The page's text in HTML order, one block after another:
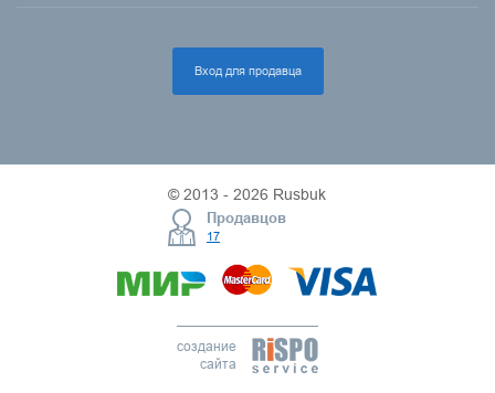
Вход для продавца
© 2013 - 2026 Rusbuk
Продавцов
17
создание
сайта